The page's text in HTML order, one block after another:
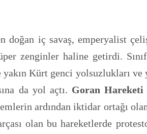
doğan iç savaş, emperyalist
zenginler haline getirdi.
Kürt genci yolsuzlukları
da yol açtı. Goran
ardından iktidar ortağı
olan bu hareketlerde